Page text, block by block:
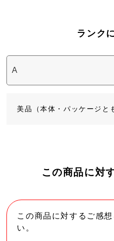
ランク
美品（本体・パッケージと
この商品に対
この商品に対するご感
い。